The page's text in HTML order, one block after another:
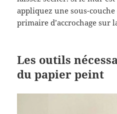
appliquez une sous-
primaire d’accrochage sur
Les outils
du papier peint